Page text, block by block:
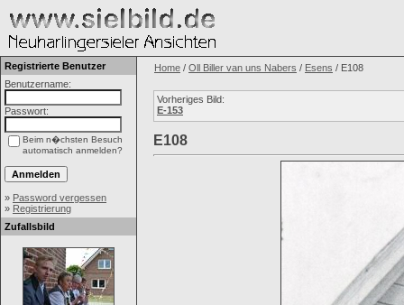
Registrierte Benutzer
Benutzername:
Passwort:
Beim n�chsten Besuch
automatisch anmelden?
» Password vergessen
» Registrierung
Zufallsbild
Home / Oll Biller van uns Nabers / Esens / E108
Vorheriges Bild:
E-153
E108